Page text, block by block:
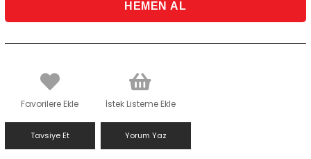
Favorilere Ekle İstek Listeme Ekle
Tavsiye Et Yorum Yaz